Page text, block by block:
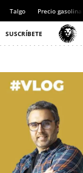
Talgo Precio gasolina